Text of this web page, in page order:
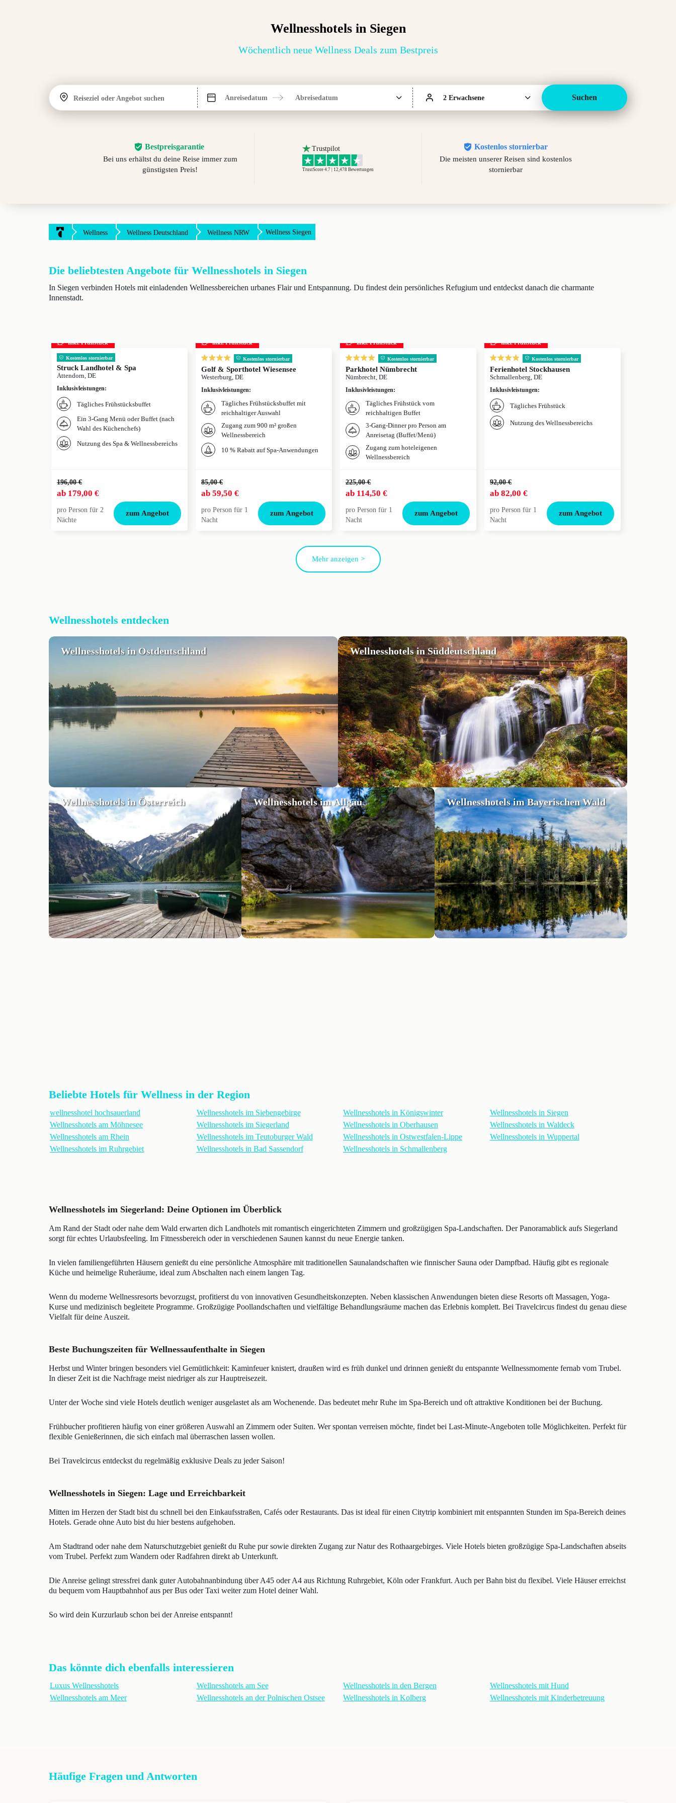
Wellnesshotels in Siegen
Wöchentlich neue Wellness Deals zum Bestpreis
Reiseziel oder Angebot suchen Anreisedatum Abreisedatum 2 Erwachsene Suchen
Bestpreisgarantie
Bei uns erhältst du deine Reise immer zum
günstigsten Preis!
Trustpilot
TrustScore 4.7 | 12,478 Bewertungen
Kostenlos stornierbar
Die meisten unserer Reisen sind kostenlos
stornierbar
Wellness Wellness Deutschland Wellness NRW Wellness Siegen
Die beliebtesten Angebote für Wellnesshotels in Siegen
In Siegen verbinden Hotels mit einladenden Wellnessbereichen urbanes Flair und Entspannung. Du findest dein persönliches Refugium und entdeckst danach die charmante
Innenstadt.
inkl. Frühstück
Kostenlos stornierbar
Struck Landhotel & Spa
Attendorn, DE
Inklusivleistungen:
Tägliches Frühstücksbuffet
Ein 3-Gang Menü oder Buffet (nach
Wahl des Küchenchefs)
Nutzung des Spa & Wellnessbereichs
196,00 €
ab 179,00 €
pro Person für 2
Nächte
zum Angebot
inkl. Frühstück
Kostenlos stornierbar
Golf & Sporthotel Wiesensee
Westerburg, DE
Inklusivleistungen:
Tägliches Frühstücksbuffet mit
reichhaltiger Auswahl
Zugang zum 900 m² großen
Wellnessbereich
10 % Rabatt auf Spa-Anwendungen
85,00 €
ab 59,50 €
pro Person für 1
Nacht
zum Angebot
inkl. Frühstück
Kostenlos stornierbar
Parkhotel Nümbrecht
Nümbrecht, DE
Inklusivleistungen:
Tägliches Frühstück vom
reichhaltigen Buffet
3-Gang-Dinner pro Person am
Anreisetag (Buffet/Menü)
Zugang zum hoteleigenen
Wellnessbereich
225,00 €
ab 114,50 €
pro Person für 1
Nacht
zum Angebot
inkl. Frühstück
Kostenlos stornierbar
Ferienhotel Stockhausen
Schmallenberg, DE
Inklusivleistungen:
Tägliches Frühstück
Nutzung des Wellnessbereichs
92,00 €
ab 82,00 €
pro Person für 1
Nacht
zum Angebot
Mehr anzeigen >
Wellnesshotels entdecken
Wellnesshotels in Ostdeutschland Wellnesshotels in Süddeutschland
Wellnesshotels in Österreich Wellnesshotels im Allgäu Wellnesshotels im Bayerischen Wald
Beliebte Hotels für Wellness in der Region
wellnesshotel hochsauerland
Wellnesshotels am Möhnesee
Wellnesshotels am Rhein
Wellnesshotels im Ruhrgebiet
Wellnesshotels im Siebengebirge
Wellnesshotels im Siegerland
Wellnesshotels im Teutoburger Wald
Wellnesshotels in Bad Sassendorf
Wellnesshotels in Königswinter
Wellnesshotels in Oberhausen
Wellnesshotels in Ostwestfalen-Lippe
Wellnesshotels in Schmallenberg
Wellnesshotels in Siegen
Wellnesshotels in Waldeck
Wellnesshotels in Wuppertal
Wellnesshotels im Siegerland: Deine Optionen im Überblick
Am Rand der Stadt oder nahe dem Wald erwarten dich Landhotels mit romantisch eingerichteten Zimmern und großzügigen Spa-Landschaften. Der Panoramablick aufs Siegerland
sorgt für echtes Urlaubsfeeling. Im Fitnessbereich oder in verschiedenen Saunen kannst du neue Energie tanken.
In vielen familiengeführten Häusern genießt du eine persönliche Atmosphäre mit traditionellen Saunalandschaften wie finnischer Sauna oder Dampfbad. Häufig gibt es regionale
Küche und heimelige Ruheräume, ideal zum Abschalten nach einem langen Tag.
Wenn du moderne Wellnessresorts bevorzugst, profitierst du von innovativen Gesundheitskonzepten. Neben klassischen Anwendungen bieten diese Resorts oft Massagen, Yoga-
Kurse und medizinisch begleitete Programme. Großzügige Poollandschaften und vielfältige Behandlungsräume machen das Erlebnis komplett. Bei Travelcircus findest du genau diese
Vielfalt für deine Auszeit.
Beste Buchungszeiten für Wellnessaufenthalte in Siegen
Herbst und Winter bringen besonders viel Gemütlichkeit: Kaminfeuer knistert, draußen wird es früh dunkel und drinnen genießt du entspannte Wellnessmomente fernab vom Trubel.
In dieser Zeit ist die Nachfrage meist niedriger als zur Hauptreisezeit.
Unter der Woche sind viele Hotels deutlich weniger ausgelastet als am Wochenende. Das bedeutet mehr Ruhe im Spa-Bereich und oft attraktive Konditionen bei der Buchung.
Frühbucher profitieren häufig von einer größeren Auswahl an Zimmern oder Suiten. Wer spontan verreisen möchte, findet bei Last-Minute-Angeboten tolle Möglichkeiten. Perfekt für
flexible Genießerinnen, die sich einfach mal überraschen lassen wollen.
Bei Travelcircus entdeckst du regelmäßig exklusive Deals zu jeder Saison!
Wellnesshotels in Siegen: Lage und Erreichbarkeit
Mitten im Herzen der Stadt bist du schnell bei den Einkaufsstraßen, Cafés oder Restaurants. Das ist ideal für einen Citytrip kombiniert mit entspannten Stunden im Spa-Bereich deines
Hotels. Gerade ohne Auto bist du hier bestens aufgehoben.
Am Stadtrand oder nahe dem Naturschutzgebiet genießt du Ruhe pur sowie direkten Zugang zur Natur des Rothaargebirges. Viele Hotels bieten großzügige Spa-Landschaften abseits
vom Trubel. Perfekt zum Wandern oder Radfahren direkt ab Unterkunft.
Die Anreise gelingt stressfrei dank guter Autobahnanbindung über A45 oder A4 aus Richtung Ruhrgebiet, Köln oder Frankfurt. Auch per Bahn bist du flexibel. Viele Häuser erreichst
du bequem vom Hauptbahnhof aus per Bus oder Taxi weiter zum Hotel deiner Wahl.
So wird dein Kurzurlaub schon bei der Anreise entspannt!
Das könnte dich ebenfalls interessieren
Luxus Wellnesshotels
Wellnesshotels am Meer
Wellnesshotels am See
Wellnesshotels an der Polnischen Ostsee
Wellnesshotels in den Bergen
Wellnesshotels in Kolberg
Wellnesshotels mit Hund
Wellnesshotels mit Kinderbetreuung
Häufige Fragen und Antworten